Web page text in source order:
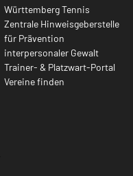
Württemberg Tennis
Zentrale Hinweisgeberstelle
für Prävention
interpersonaler Gewalt
Trainer- & Platzwart-Portal
Vereine finden